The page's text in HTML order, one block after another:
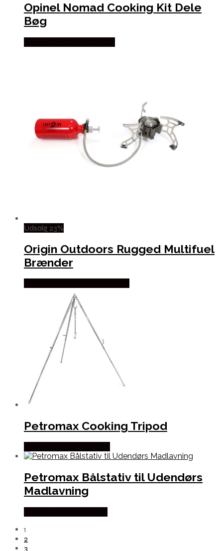
Opinel Nomad Cooking Kit Dele
Bøg
Udsalg 23%
Origin Outdoors Rugged Multifuel
Brænder
Petromax Cooking Tripod
Petromax Bålstativ til Udendørs
Madlavning
1
2
3